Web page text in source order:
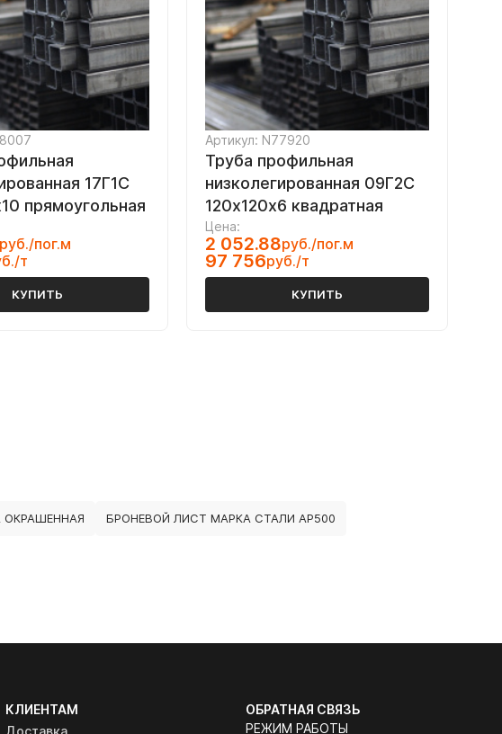
17Г1С
прямоугольная
руб./пог.м
т
КУПИТЬ
Артикул: N77920
Труба профильная
низколегированная 09Г2С
120х120х6 квадратная
Цена:
2 052.88руб./пог.м
97 756руб./т
КУПИТЬ
ОКРАШЕННАЯ БРОНЕВОЙ ЛИСТ МАРКА СТАЛИ АР500
КЛИЕНТАМ
Доставка
ОБРАТНАЯ СВЯЗЬ
РЕЖИМ РАБОТЫ